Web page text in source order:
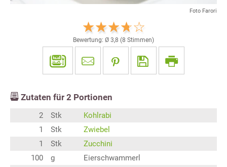
Foto Farori
Bewertung: Ø 3,8 (8 Stimmen)
Zutaten für 2 Portionen
2 Stk
Kohlrabi
1
Stk
Zwiebel
1
Stk
Zucchini
100
g
Eierschwammerl